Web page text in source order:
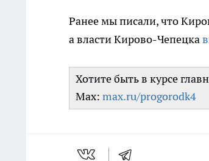
Ранее мы писали, что
а власти Кирово-Чепецка
Хотите быть в курсе
Max: max.ru/progorodk4